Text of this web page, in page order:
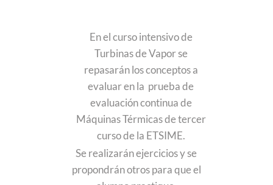
En el curso intensivo de
Turbinas de Vapor se
repasarán los conceptos a
evaluar en la prueba de
evaluación continua de
Máquinas Térmicas de tercer
curso de la ETSIME.
Se realizarán ejercicios y se
propondrán otros para que el